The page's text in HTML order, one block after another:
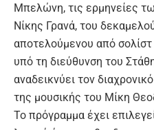
Μπελώνη, τις ερμηνείες
Νίκης Γρανά, του
αποτελούμενου από
υπό τη διεύθυνση του
αναδεικνύει τον
της μουσικής του Μίκη
Το πρόγραμμα έχει